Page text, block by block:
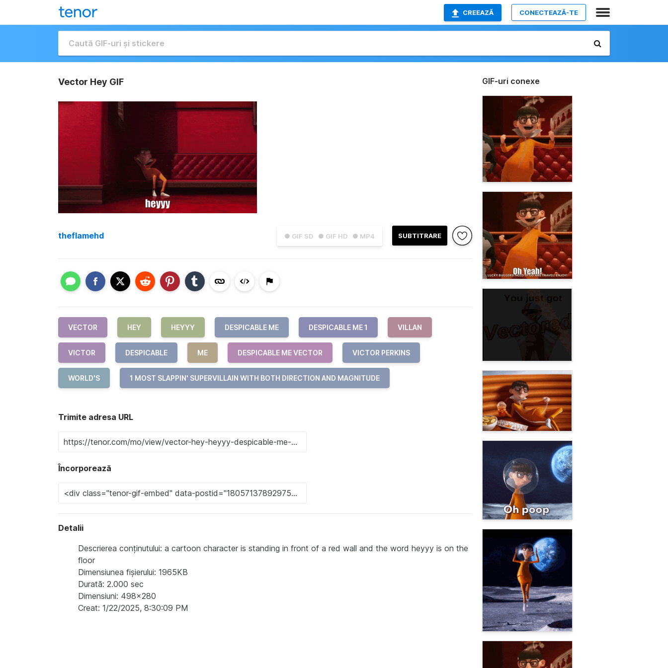
CREEAZĂ CONECTEAZĂ-TE
Vector Hey GIF
● GIF SD ● GIF HD ● MP4 SUBTITRARE
theflamehd
VECTOR HEY HEYYY DESPICABLE ME DESPICABLE ME 1 VILLAN
VICTOR DESPICABLE ME DESPICABLE ME VECTOR VICTOR PERKINS
WORLD'S 1 MOST SLAPPIN' SUPERVILLAIN WITH BOTH DIRECTION AND MAGNITUDE
Trimite adresa URL
Încorporează
Detalii
Descrierea conținutului: a cartoon character is standing in front of a red wall and the word heyyy is on the
floor
Dimensiunea fișierului: 1965KB
Durată: 2.000 sec
Dimensiuni: 498x280
Creat: 1/22/2025, 8:30:09 PM
GIF-uri conexe